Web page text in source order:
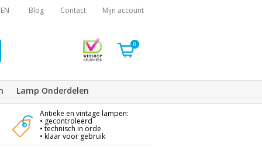
EN Blog Contact Mijn account
0
Lamp Onderdelen
Antieke en vintage lampen:
• gecontroleerd
• technisch in orde
• klaar voor gebruik